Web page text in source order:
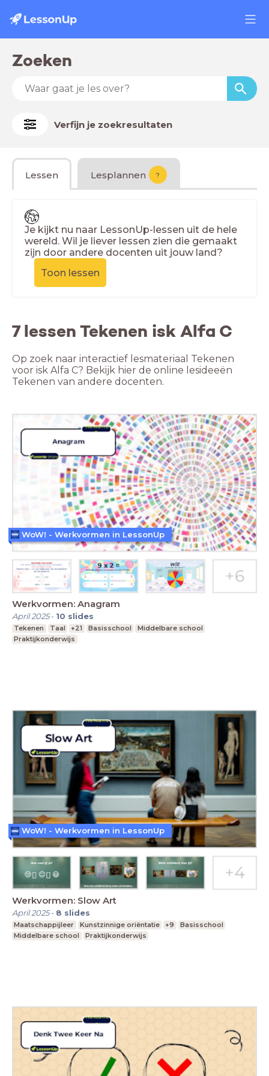
Zoeken
Verfijn je zoekresultaten
Lessen Lesplannen ?
Je kijkt nu naar LessonUp-lessen uit de hele
wereld. Wil je liever lessen zien die gemaakt
zijn door andere docenten uit jouw land?
Toon lessen
7 lessen Tekenen isk Alfa C
Op zoek naar interactief lesmateriaal Tekenen
voor isk Alfa C? Bekijk hier de online lesideeën
Tekenen van andere docenten.
Werkvormen: Anagram
April 2025- 10 slides
Tekenen Taal +21 Basisschool
Middelbare school
Praktijkonderwijs
WoW! - Werkvormen in LessonUp
Werkvormen: Slow Art
April 2025- 8 slides
Maatschappijleer Kunstzinnige oriëntatie +9
Basisschool
Middelbare school
Praktijkonderwijs
WoW! - Werkvormen in LessonUp